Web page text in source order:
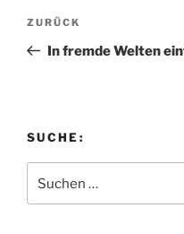
Beitragsnavigation
Vorheriger
Beitrag
ZURÜCK
In fremde Welten
SUCHE:
nach: